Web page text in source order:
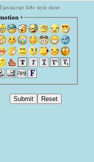
และ style sheet
+